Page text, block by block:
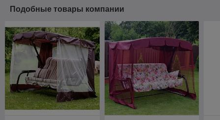
Подобные товары компании